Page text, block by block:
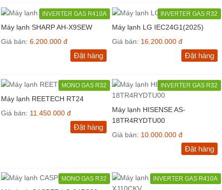
INVERTER GAS R410A
Máy lạnh SHARP AH-X9SEW
Giá bán: 6.200.000 đ
Đặt hàng
INVERTER GAS R32
Máy lạnh LG IEC24G1(2025)
Giá bán: 16.200.000 đ
Đặt hàng
MONO GAS R32
Máy lạnh REETECH RT24
Giá bán: 11.450.000 đ
Đặt hàng
INVERTER GAS R32
Máy lạnh HISENSE AS-
18TR4RYDTU00
Giá bán: 10.000.000 đ
Đặt hàng
MONO GAS R32 INVERTER GAS R410A